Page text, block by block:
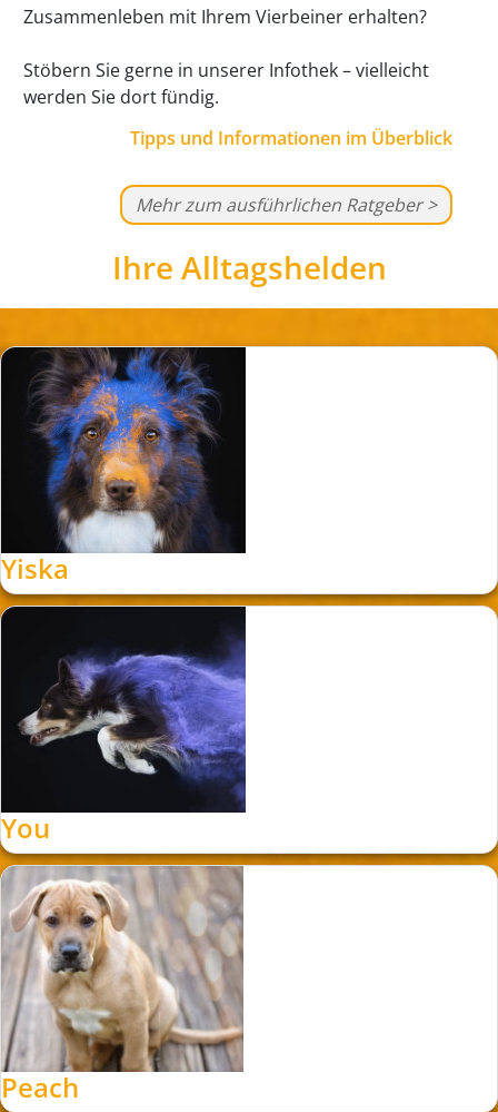
Zusammenleben mit Ihrem Vierbeiner erhalten?
Stöbern Sie gerne in unserer Infothek – vielleicht
werden Sie dort fündig.
Tipps und Informationen im Überblick
Mehr zum ausführlichen Ratgeber >
Ihre Alltagshelden
Yiska
You
Peach